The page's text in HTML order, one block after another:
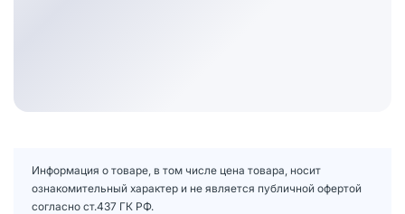
Информация о товаре, в том числе цена товара, носит
ознакомительный характер и не является публичной офертой
согласно ст.437 ГК РФ.